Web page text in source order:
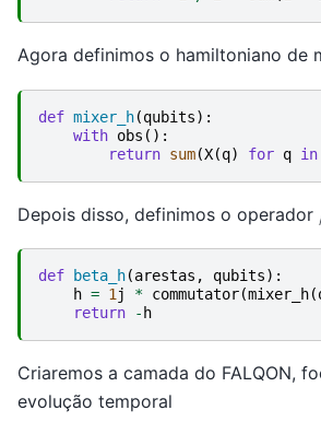
Agora definimos o hamiltoniano de
def mixer_h(qubits):
with obs ():
return sum(X(q) for q in
Depois disso, definimos o operador
def beta_h(arestas , qubits):
h = 1j * commutator(mixer_h(
return
- h
Criaremos a camada do FALQON,
evolução temporal